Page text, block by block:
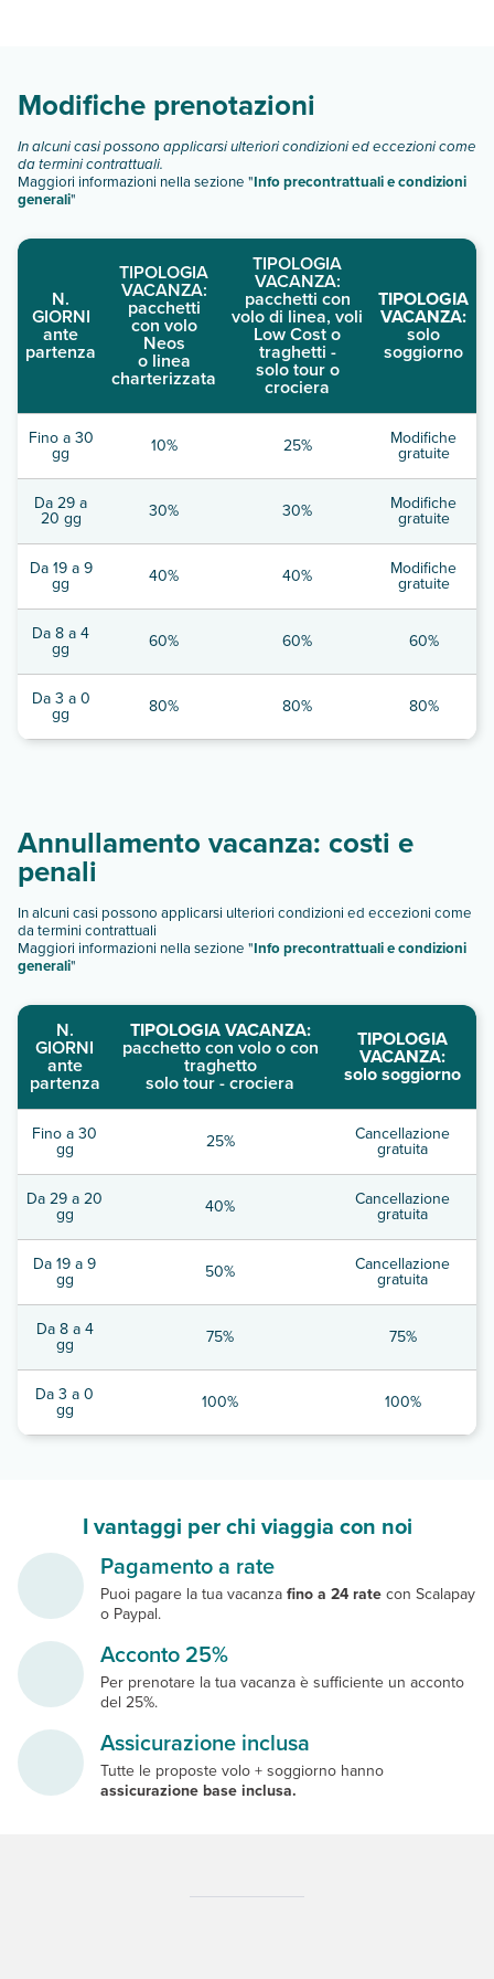
Modifiche prenotazioni
In alcuni casi possono applicarsi ulteriori condizioni ed eccezioni come
da termini contrattuali.
Maggiori informazioni nella sezione "Info precontrattuali e condizioni
generali"
N.
GIORNI
ante
partenza
TIPOLOGIA
VACANZA:
pacchetti
con volo
Neos
o linea
charterizzata
TIPOLOGIA
VACANZA:
pacchetti con
volo di linea, voli
Low Cost o
traghetti -
solo tour o
crociera
TIPOLOGIA
VACANZA:
solo
soggiorno
Fino a 30
gg 10% 25% Modifiche
gratuite
Da 29 a
20 gg 30% 30% Modifiche
gratuite
Da 19 a 9
gg 40% 40% Modifiche
gratuite
Da 8 a 4
gg 60% 60% 60%
Da 3 a 0
gg 80% 80% 80%
Annullamento vacanza: costi e
penali
In alcuni casi possono applicarsi ulteriori condizioni ed eccezioni come
da termini contrattuali
Maggiori informazioni nella sezione "Info precontrattuali e condizioni
generali"
N.
GIORNI
ante
partenza
TIPOLOGIA VACANZA:
pacchetto con volo o con
traghetto
solo tour - crociera
TIPOLOGIA
VACANZA:
solo soggiorno
Fino a 30
gg 25% Cancellazione
gratuita
Da 29 a 20
gg 40% Cancellazione
gratuita
Da 19 a 9
gg 50% Cancellazione
gratuita
Da 8 a 4
gg 75% 75%
Da 3 a 0
gg 100% 100%
I vantaggi per chi viaggia con noi
Pagamento a rate
Puoi pagare la tua vacanzafino a 24 ratecon Scalapay
o Paypal.
Acconto 25%
Per prenotare la tua vacanza è sufficiente un acconto
del 25%.
Assicurazione inclusa
Tutte le proposte volo + soggiorno hanno
assicurazione base inclusa.